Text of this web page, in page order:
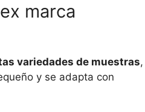
marca
variedades de muestras,
y se adapta con